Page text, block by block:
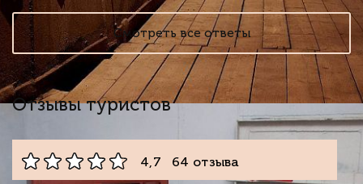
Смотреть все ответы
Отзывы туристов
4,7 64 отзыва